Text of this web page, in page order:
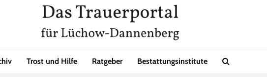
Trost und Hilfe Ratgeber Bestattungsinstitute